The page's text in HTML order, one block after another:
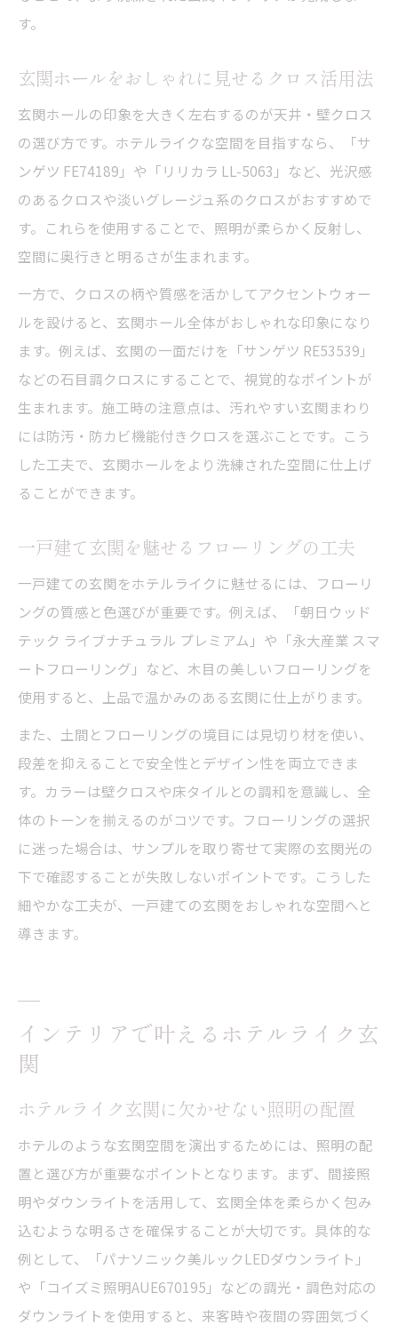
す。
玄関ホールをおしゃれに見せるクロス活用法
玄関ホールの印象を大きく左右するのが天井・壁クロス
の選び方です。ホテルライクな空間を目指すなら、「サ
ンゲツ FE74189」や「リリカラ LL-5063」など、光沢感
のあるクロスや淡いグレージュ系のクロスがおすすめで
す。これらを使用することで、照明が柔らかく反射し、
空間に奥行きと明るさが生まれます。
一方で、クロスの柄や質感を活かしてアクセントウォー
ルを設けると、玄関ホール全体がおしゃれな印象になり
ます。例えば、玄関の一面だけを「サンゲツ RE53539」
などの石目調クロスにすることで、視覚的なポイントが
生まれます。施工時の注意点は、汚れやすい玄関まわり
には防汚・防カビ機能付きクロスを選ぶことです。こう
した工夫で、玄関ホールをより洗練された空間に仕上げ
ることができます。
一戸建て玄関を魅せるフローリングの工夫
一戸建ての玄関をホテルライクに魅せるには、フローリ
ングの質感と色選びが重要です。例えば、「朝日ウッド
テック ライブナチュラル プレミアム」や「永大産業 スマ
ートフローリング」など、木目の美しいフローリングを
使用すると、上品で温かみのある玄関に仕上がります。
また、土間とフローリングの境目には見切り材を使い、
段差を抑えることで安全性とデザイン性を両立できま
す。カラーは壁クロスや床タイルとの調和を意識し、全
体のトーンを揃えるのがコツです。フローリングの選択
に迷った場合は、サンプルを取り寄せて実際の玄関光の
下で確認することが失敗しないポイントです。こうした
細やかな工夫が、一戸建ての玄関をおしゃれな空間へと
導きます。
インテリアで叶えるホテルライク玄
関
ホテルライク玄関に欠かせない照明の配置
ホテルのような玄関空間を演出するためには、照明の配
置と選び方が重要なポイントとなります。まず、間接照
明やダウンライトを活用して、玄関全体を柔らかく包み
込むような明るさを確保することが大切です。具体的な
例として、「パナソニック美ルックLEDダウンライト」
や「コイズミ照明AUE670195」などの調光・調色対応の
ダウンライトを使用すると、来客時や夜間の雰囲気づく